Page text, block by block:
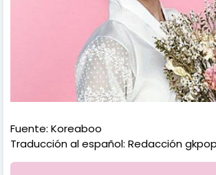
Fuente: Koreaboo
Traducción al español: Redacción gkpop